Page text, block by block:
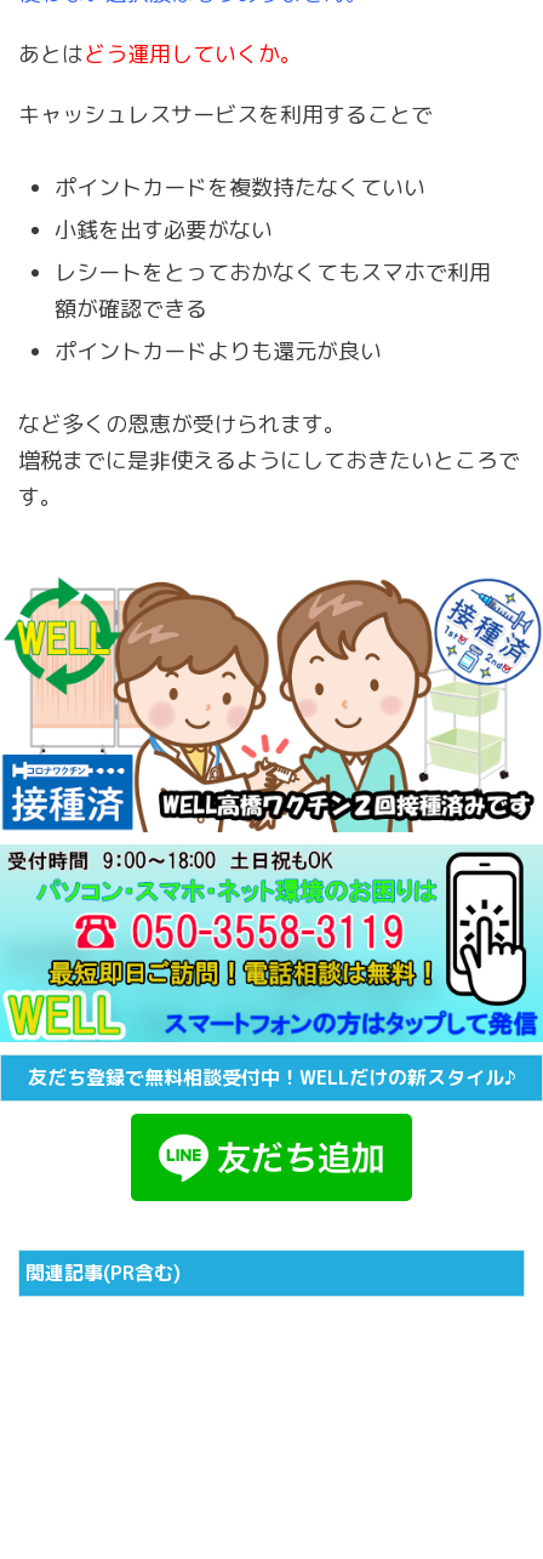
あとはどう運用していくか。
キャッシュレスサービスを利用することで
ポイントカードを複数持たなくていい
小銭を出す必要がない
レシートをとっておかなくてもスマホで利用
額が確認できる
ポイントカードよりも還元が良い
など多くの恩恵が受けられます。
増税までに是非使えるようにしておきたいところで
す。
友だち登録で無料相談受付中！WELLだけの新スタイル♪
関連記事(PR含む)